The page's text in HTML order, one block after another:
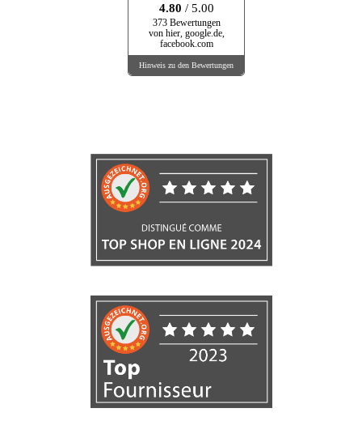
4.80 / 5.00
373 Bewertungen
von hier, google.de,
facebook.com
Hinweis zu den Bewertungen